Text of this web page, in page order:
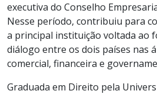
executiva do Conselho
Nesse período, contribuiu para
a principal instituição voltada ao
diálogo entre os dois países nas
comercial, financeira e
Graduada em Direito pela